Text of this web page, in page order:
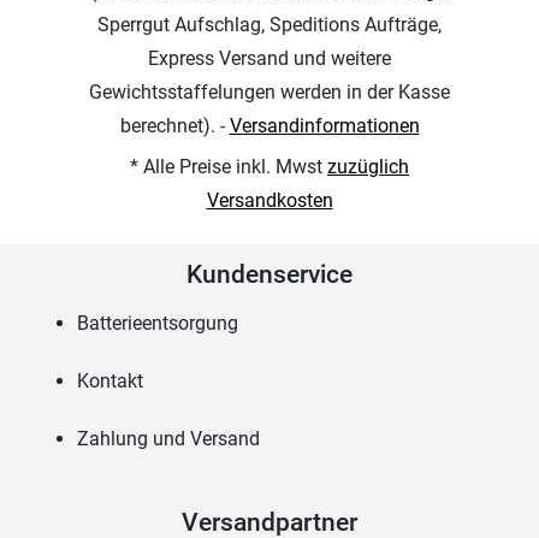
Sperrgut Aufschlag, Speditions Aufträge,
Express Versand und weitere
Gewichtsstaffelungen werden in der Kasse
berechnet). -Versandinformationen
* Alle Preise inkl. Mwst zuzüglich
Versandkosten
Kundenservice
Batterieentsorgung
Kontakt
Zahlung und Versand
Versandpartner